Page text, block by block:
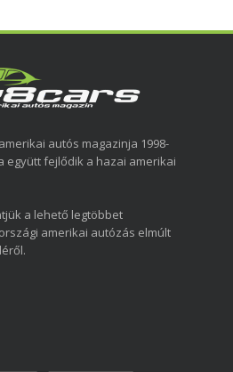
autós magazinja 1998-
együtt fejlődik a hazai amerikai
a lehető legtöbbet
amerikai autózás elmúlt